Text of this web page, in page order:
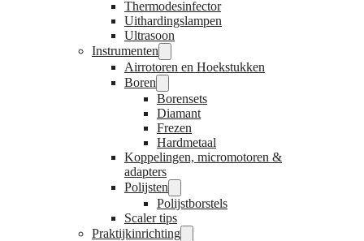
Thermodesinfector
Uithardingslampen
Ultrasoon
Instrumenten
Airrotoren en Hoekstukken
Boren
Borensets
Diamant
Frezen
Hardmetaal
Koppelingen, micromotoren &
adapters
Polijsten
Polijstborstels
Scaler tips
Praktijkinrichting